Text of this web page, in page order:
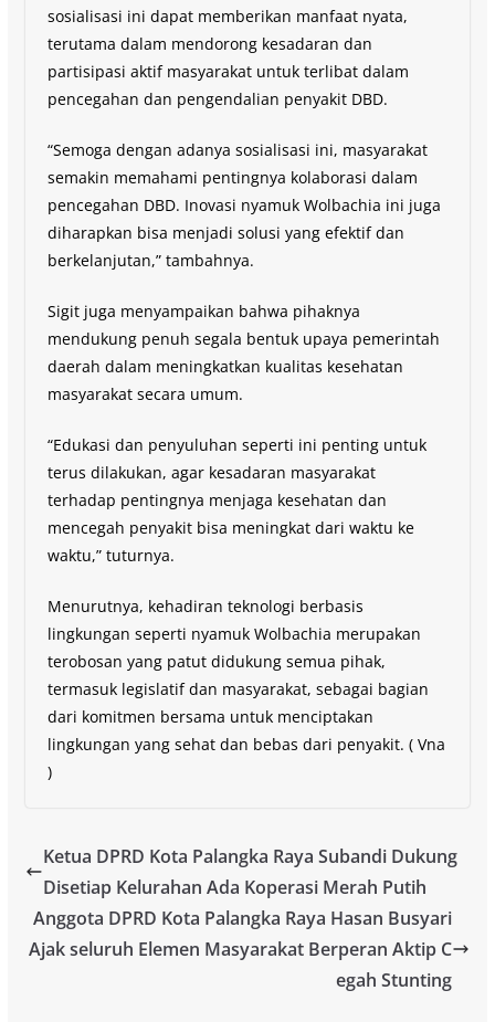
sosialisasi ini dapat memberikan manfaat nyata,
terutama dalam mendorong kesadaran dan
partisipasi aktif masyarakat untuk terlibat dalam
pencegahan dan pengendalian penyakit DBD.
“Semoga dengan adanya sosialisasi ini, masyarakat
semakin memahami pentingnya kolaborasi dalam
pencegahan DBD. Inovasi nyamuk Wolbachia ini juga
diharapkan bisa menjadi solusi yang efektif dan
berkelanjutan,” tambahnya.
Sigit juga menyampaikan bahwa pihaknya
mendukung penuh segala bentuk upaya pemerintah
daerah dalam meningkatkan kualitas kesehatan
masyarakat secara umum.
“Edukasi dan penyuluhan seperti ini penting untuk
terus dilakukan, agar kesadaran masyarakat
terhadap pentingnya menjaga kesehatan dan
mencegah penyakit bisa meningkat dari waktu ke
waktu,” tuturnya.
Menurutnya, kehadiran teknologi berbasis
lingkungan seperti nyamuk Wolbachia merupakan
terobosan yang patut didukung semua pihak,
termasuk legislatif dan masyarakat, sebagai bagian
dari komitmen bersama untuk menciptakan
lingkungan yang sehat dan bebas dari penyakit. ( Vna
)
Ketua DPRD Kota Palangka Raya Subandi Dukung
Disetiap Kelurahan Ada Koperasi Merah Putih
Anggota DPRD Kota Palangka Raya Hasan Busyari
Ajak seluruh Elemen Masyarakat Berperan Aktip C
egah Stunting